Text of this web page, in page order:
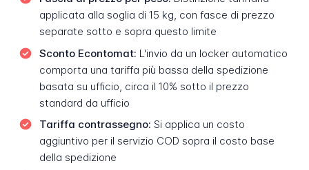
applicata alla soglia di 15 kg, con fasce di prezzo
separate sotto e sopra questo limite
Sconto Econtomat: L'invio da un locker automatico
comporta una tariffa più bassa della spedizione
basata su ufficio, circa il 10% sotto il prezzo
standard da ufficio
Tariffa contrassegno: Si applica un costo
aggiuntivo per il servizio COD sopra il costo base
della spedizione